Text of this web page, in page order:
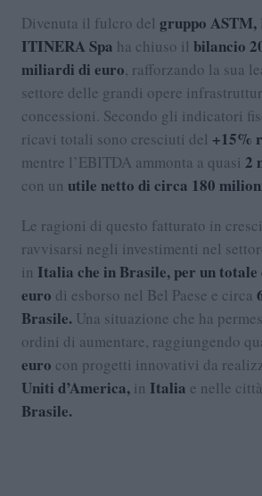
Divenuta il fulcro del gruppo ASTM,
ITINERA Spa ha chiuso il bilancio
miliardi di euro, rafforzando la sua
settore delle grandi opere
concessioni. Secondo gli indicatori
ricavi totali sono cresciuti del +15%
mentre l’EBITDA ammonta a quasi 2
con un utile netto di circa 180
Le ragioni di questo fatturato in
ravvisarsi negli investimenti nel
in Italia che in Brasile, per un
euro di esborso nel Bel Paese e circa
Brasile. Una situazione che ha
ordini di aumentare, raggiungendo
euro con progetti innovativi da
Uniti d’America, in Italia e nelle
Brasile.